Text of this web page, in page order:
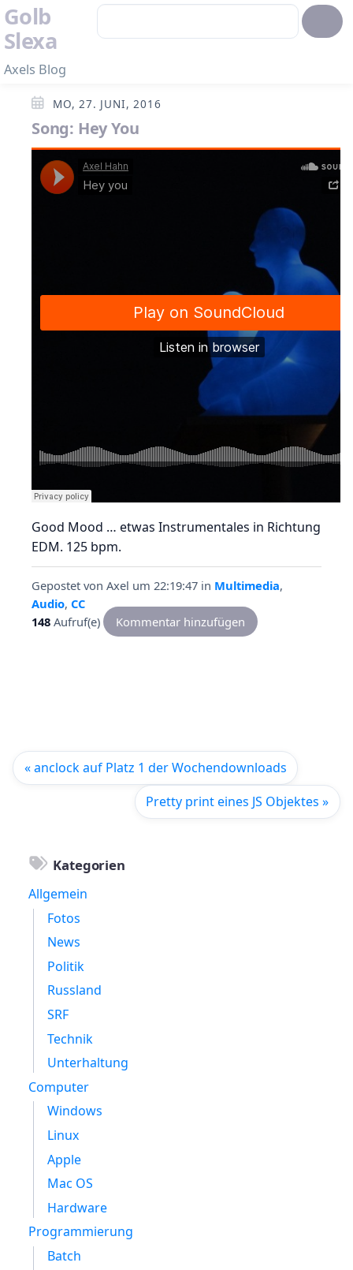
Golb
Slexa
Axels Blog
MO, 27. JUNI, 2016
Song: Hey You
Good Mood … etwas Instrumentales in Richtung
EDM. 125 bpm.
Gepostet von Axel um 22:19:47 in Multimedia,
Audio, CC
148 Aufruf(e) Kommentar hinzufügen
Pretty print eines JS Objektes »
« anclock auf Platz 1 der Wochendownloads
Kategorien
Allgemein
Fotos
News
Politik
Russland
SRF
Technik
Unterhaltung
Computer
Windows
Linux
Apple
Mac OS
Hardware
Programmierung
Batch